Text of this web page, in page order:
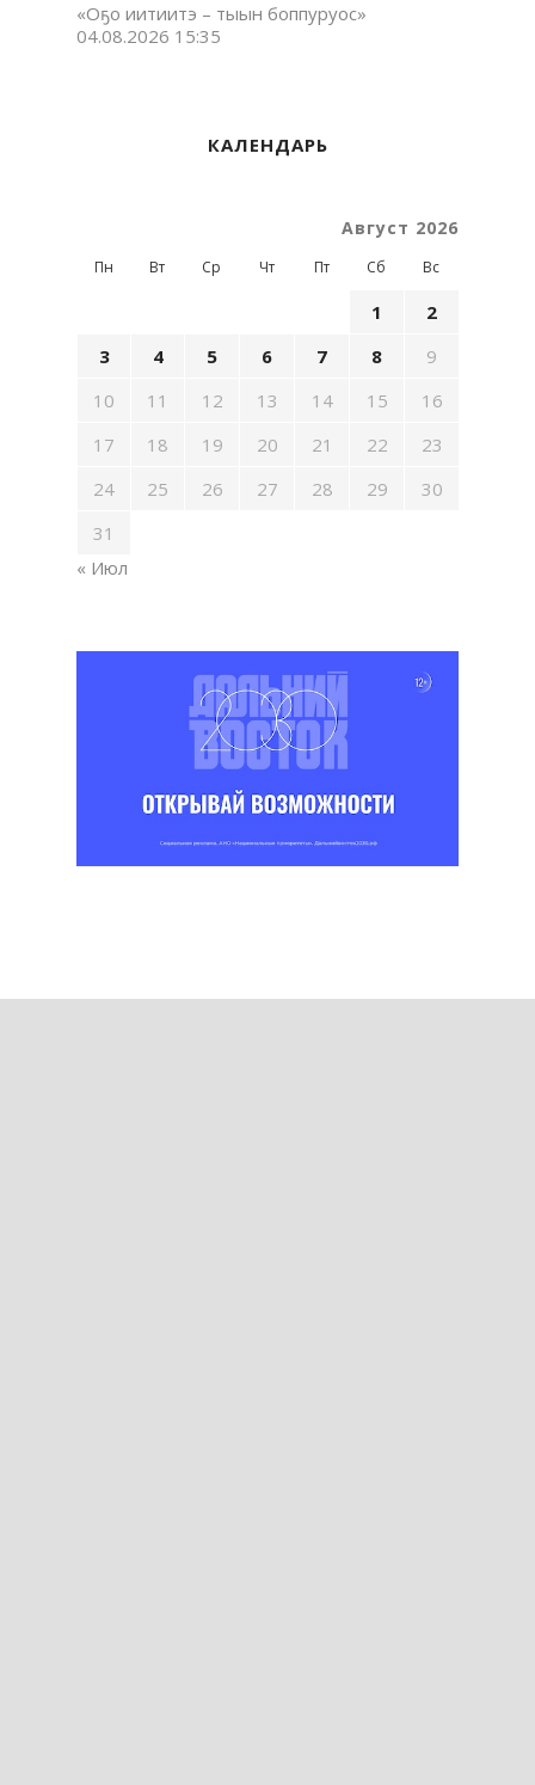
«Оҕо иитиитэ – тыын боппуруос»
04.08.2026 15:35
КАЛЕНДАРЬ
Август 2026
Пн Вт Ср Чт Пт Сб Вс
1
2
3
4 5 6 7 8
9
10
11 12 13 14 15
16
17
18 19 20 21 22
23
24
25 26 27 28 29
30
31
« Июл